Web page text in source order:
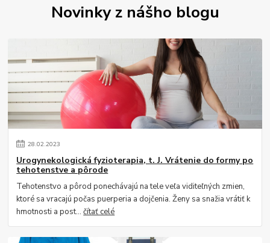
Novinky z nášho blogu
28.02.2023
Urogynekologická fyzioterapia, t. J. Vrátenie do formy po
tehotenstve a pôrode
Tehotenstvo a pôrod ponechávajú na tele veľa viditeľných zmien,
ktoré sa vracajú počas puerperia a dojčenia. Ženy sa snažia vrátiť k
hmotnosti a post...čítať celé